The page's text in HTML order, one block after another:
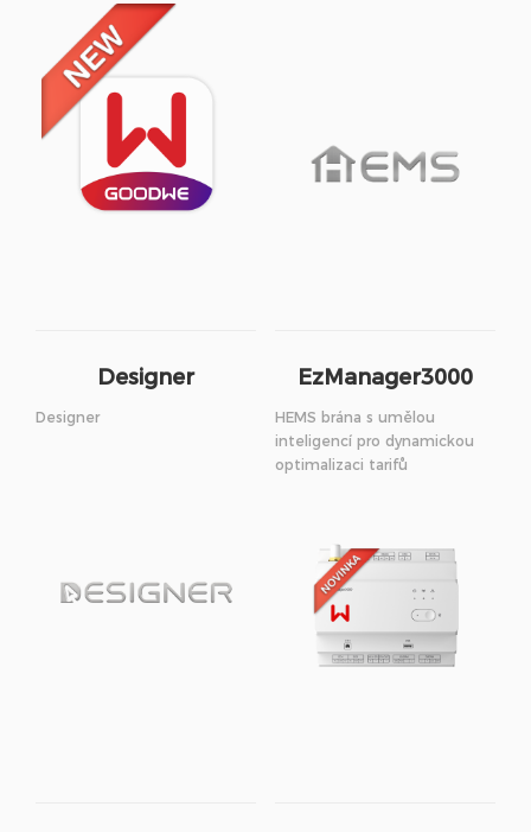
Designer
Designer
EzManager3000
HEMS brána s umělou
inteligencí pro dynamickou
optimalizaci tarifů